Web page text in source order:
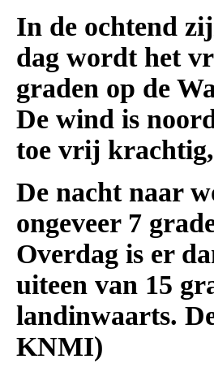
In de ochtend
dag wordt het
graden op de
De wind is
toe vrij
De nacht naar
ongeveer 7
Overdag is er
uiteen van 15
landinwaarts.
KNMI)